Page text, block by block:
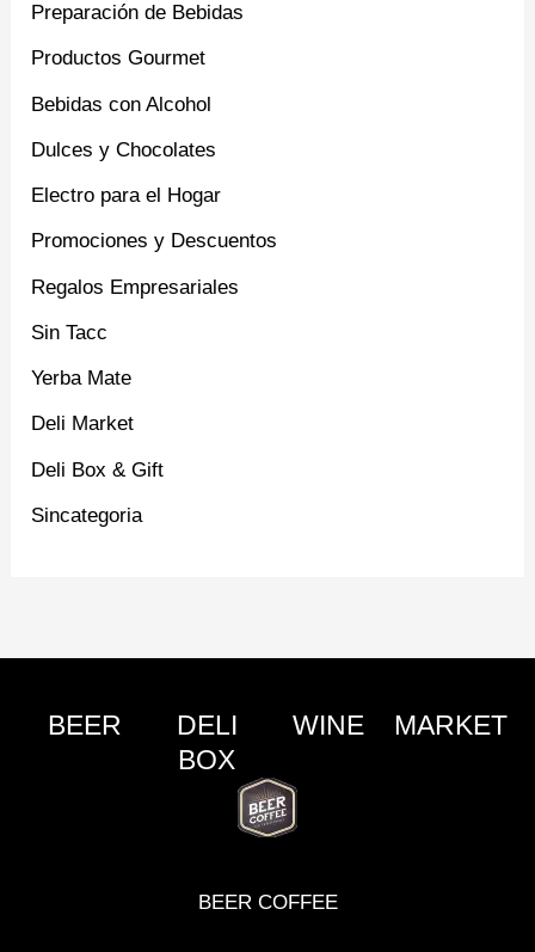
Preparación de Bebidas
Productos Gourmet
Bebidas con Alcohol
Dulces y Chocolates
Electro para el Hogar
Promociones y Descuentos
Regalos Empresariales
Sin Tacc
Yerba Mate
Deli Market
Deli Box & Gift
Sincategoria
BEER
DELI
BOX
WINE MARKET
BEER COFFEE